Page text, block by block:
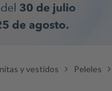
y vestidos Peleles